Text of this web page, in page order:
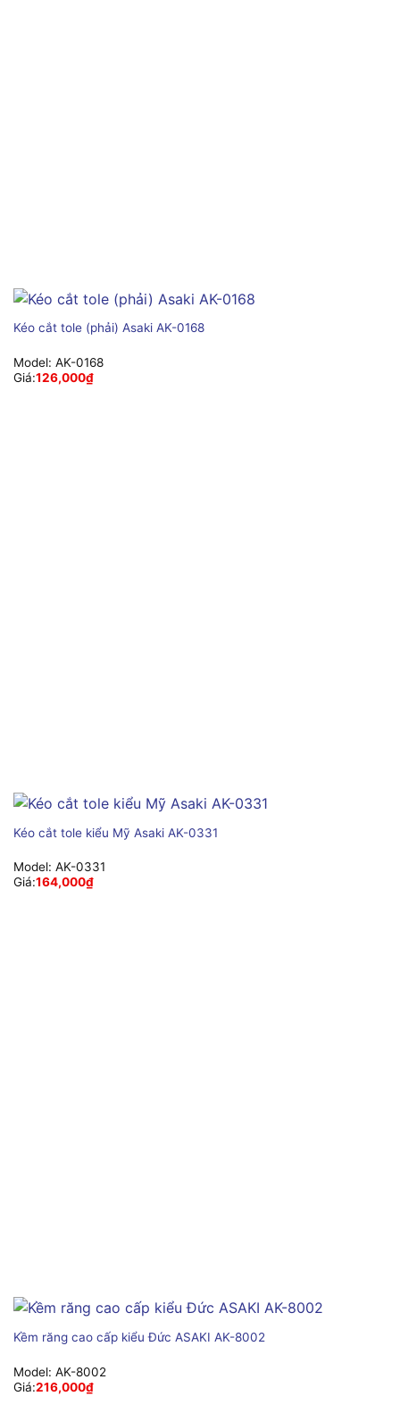
Kéo cắt tole (phải) Asaki AK-0168
Model: AK-0168
Giá:126,000₫
Kéo cắt tole kiểu Mỹ Asaki AK-0331
Model: AK-0331
Giá:164,000₫
Kềm răng cao cấp kiểu Đức ASAKI AK-8002
Model: AK-8002
Giá:216,000₫